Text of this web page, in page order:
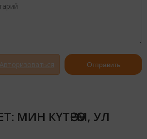
Авторизоваться Отправить
МИН КҮТӘРӘМ, УЛ